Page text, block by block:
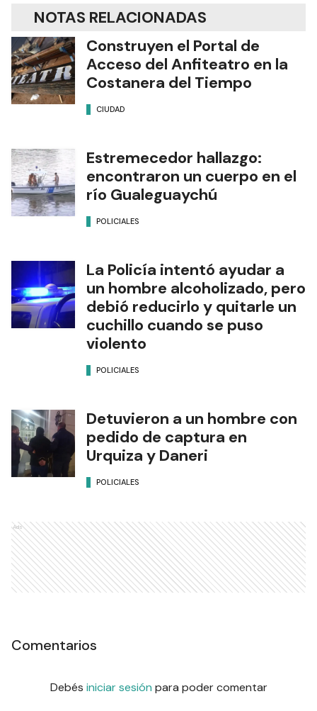
NOTAS RELACIONADAS
Construyen el Portal de
Acceso del Anfiteatro en la
Costanera del Tiempo
CIUDAD
Estremecedor hallazgo:
encontraron un cuerpo en el
río Gualeguaychú
POLICIALES
La Policía intentó ayudar a
un hombre alcoholizado, pero
debió reducirlo y quitarle un
cuchillo cuando se puso
violento
POLICIALES
Detuvieron a un hombre con
pedido de captura en
Urquiza y Daneri
POLICIALES
Ads
Comentarios
Debés iniciar sesión para poder comentar